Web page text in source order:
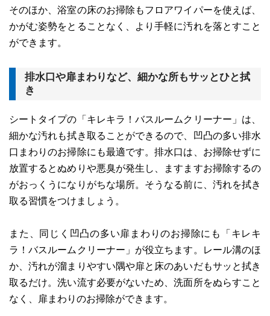
そのほか、浴室の床のお掃除もフロアワイパーを使えば、
かがむ姿勢をとることなく、より手軽に汚れを落とすこと
ができます。
排水口や扉まわりなど、細かな所もサッとひと拭
き
シートタイプの「キレキラ！バスルームクリーナー」は、
細かな汚れも拭き取ることができるので、凹凸の多い排水
口まわりのお掃除にも最適です。排水口は、お掃除せずに
放置するとぬめりや悪臭が発生し、ますますお掃除するの
がおっくうになりがちな場所。そうなる前に、汚れを拭き
取る習慣をつけましょう。
また、同じく凹凸の多い扉まわりのお掃除にも「キレキ
ラ！バスルームクリーナー」が役立ちます。レール溝のほ
か、汚れが溜まりやすい隅や扉と床のあいだもサッと拭き
取るだけ。洗い流す必要がないため、洗面所をぬらすこと
なく、扉まわりのお掃除ができます。